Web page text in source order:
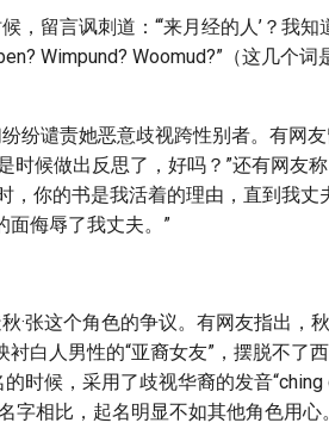
，留言讽刺道：“‘来月经的人’？我
Wimpund? Woomud?”（这几个词
纷谴责她恶意歧视跨性别者。有网
候做出反思了，好吗？”还有网友
，你的书是我活着的理由，直到我丈
面侮辱了我丈夫。”
·张这个角色的争议。有网友指出，
白人男性的“亚裔女友”，摆脱不了
时候，采用了歧视华裔的发音“ching
字相比，起名明显不如其他角色用心